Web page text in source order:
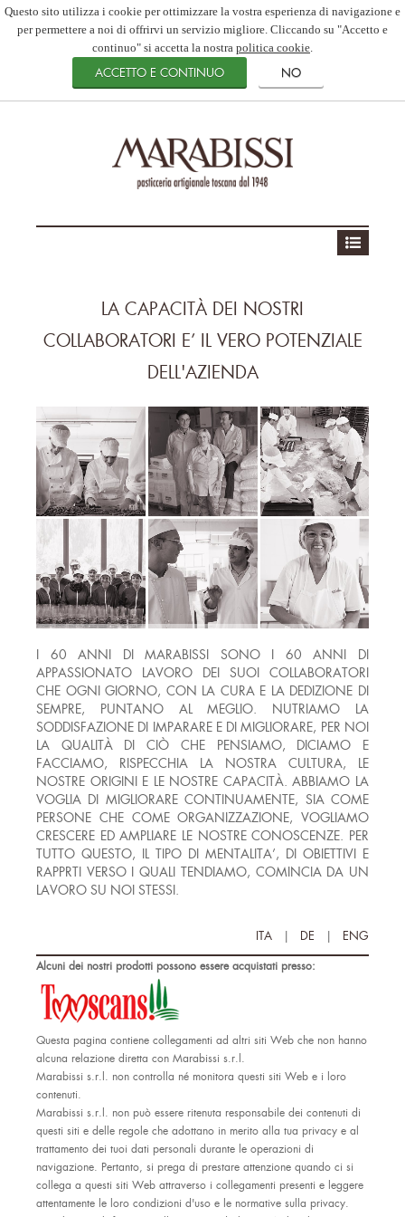
Questo sito utilizza i cookie per ottimizzare la vostra esperienza di navigazione e
per permettere a noi di offrirvi un servizio migliore. Cliccando su "Accetto e
continuo" si accetta la nostra politica cookie.
LA CAPACITÀ DEI NOSTRI
COLLABORATORI E’ IL VERO POTENZIALE
DELL'AZIENDA
I 60 ANNI DI MARABISSI SONO I 60 ANNI DI
APPASSIONATO LAVORO DEI SUOI COLLABORATORI
CHE OGNI GIORNO, CON LA CURA E LA DEDIZIONE DI
SEMPRE, PUNTANO AL MEGLIO. NUTRIAMO LA
SODDISFAZIONE DI IMPARARE E DI MIGLIORARE, PER NOI
LA QUALITÀ DI CIÒ CHE PENSIAMO, DICIAMO E
FACCIAMO, RISPECCHIA LA NOSTRA CULTURA, LE
NOSTRE ORIGINI E LE NOSTRE CAPACITÀ. ABBIAMO LA
VOGLIA DI MIGLIORARE CONTINUAMENTE, SIA COME
PERSONE CHE COME ORGANIZZAZIONE, VOGLIAMO
CRESCERE ED AMPLIARE LE NOSTRE CONOSCENZE. PER
TUTTO QUESTO, IL TIPO DI MENTALITA’, DI OBIETTIVI E
RAPPRTI VERSO I QUALI TENDIAMO, COMINCIA DA UN
LAVORO SU NOI STESSI.
ITA | DE | ENG
Alcuni dei nostri prodotti possono essere acquistati presso:
Questa pagina contiene collegamenti ad altri siti Web che non hanno
alcuna relazione diretta con Marabissi s.r.l.
Marabissi s.r.l. non controlla né monitora questi siti Web e i loro
contenuti.
Marabissi s.r.l. non può essere ritenuta responsabile dei contenuti di
questi siti e delle regole che adottano in merito alla tua privacy e al
trattamento dei tuoi dati personali durante le operazioni di
navigazione. Pertanto, si prega di prestare attenzione quando ci si
collega a questi siti Web attraverso i collegamenti presenti e leggere
attentamente le loro condizioni d'uso e le normative sulla privacy.